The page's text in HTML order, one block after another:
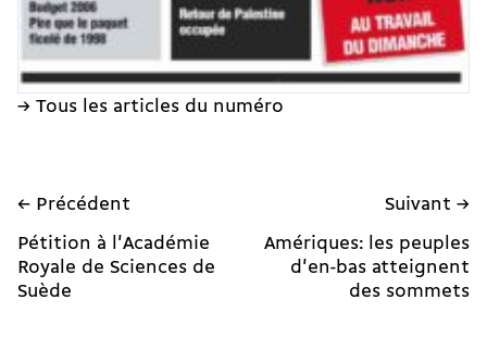
→ Tous les articles du numéro
← Précédent
Pétition à l'Académie
Royale de Sciences de
Suède
Suivant →
Amériques: les peuples
d'en-bas atteignent
des sommets